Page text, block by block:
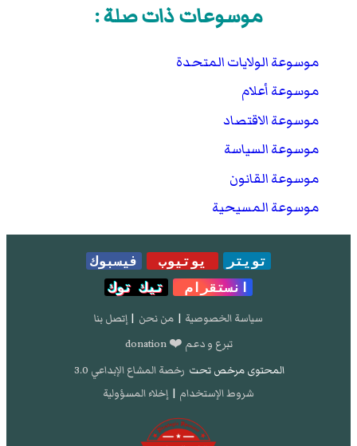
موسوعات ذات صلة :
موسوعة الولايات المتحدة
موسوعة أعلام
موسوعة الاقتصاد
موسوعة السياسة
موسوعة القانون
موسوعة المسيحية
تويتر يوتيوب
فيسبوك
انستقرام
تيك توك
سياسة الخصوصية | من نحن | إتصل بنا
تبرع و دعم ❤️ donation
المحتوى مرخص تحت رخصة المشاع الإبداعي 3.0
شروط الإستخدام | إخلاء المسؤولية